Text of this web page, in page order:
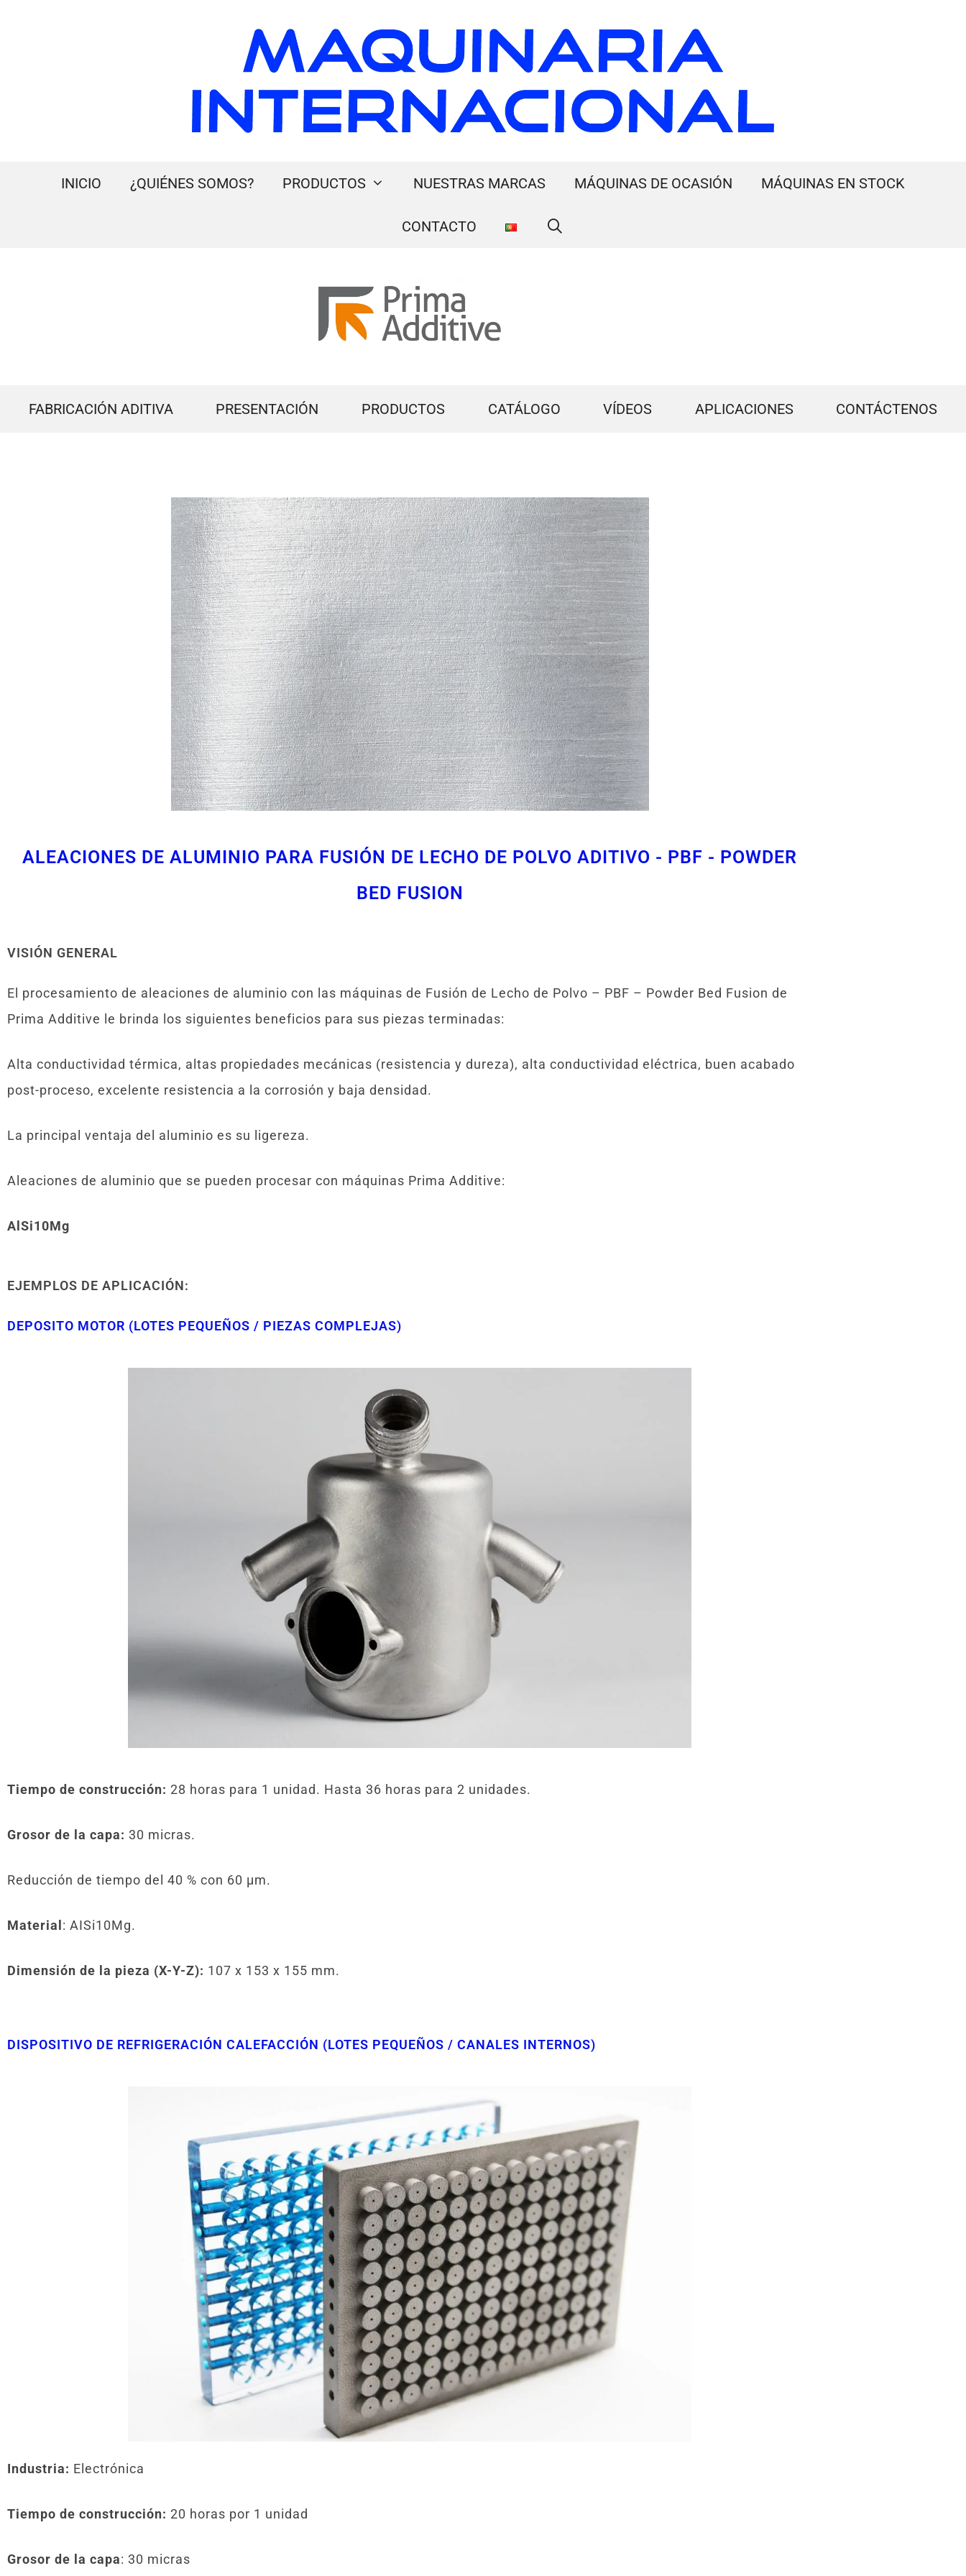
INICIO ¿QUIÉNES SOMOS? PRODUCTOS NUESTRAS MARCAS MÁQUINAS DE OCASIÓN MÁQUINAS EN STOCK
CONTACTO
FABRICACIÓN ADITIVA PRESENTACIÓN PRODUCTOS CATÁLOGO VÍDEOS APLICACIONES CONTÁCTENOS
ALEACIONES DE ALUMINIO PARA FUSIÓN DE LECHO DE POLVO ADITIVO - PBF - POWDER
BED FUSION
VISIÓN GENERAL
El procesamiento de aleaciones de aluminio con las máquinas de Fusión de Lecho de Polvo – PBF – Powder Bed Fusion de
Prima Additive le brinda los siguientes beneficios para sus piezas terminadas:
Alta conductividad térmica, altas propiedades mecánicas (resistencia y dureza), alta conductividad eléctrica, buen acabado
post-proceso, excelente resistencia a la corrosión y baja densidad.
La principal ventaja del aluminio es su ligereza.
Aleaciones de aluminio que se pueden procesar con máquinas Prima Additive:
AlSi10Mg
EJEMPLOS DE APLICACIÓN:
DEPOSITO MOTOR (LOTES PEQUEÑOS / PIEZAS COMPLEJAS)
Tiempo de construcción: 28 horas para 1 unidad. Hasta 36 horas para 2 unidades.
Grosor de la capa: 30 micras.
Reducción de tiempo del 40 % con 60 μm.
Material: AISi10Mg.
Dimensión de la pieza (X-Y-Z): 107 x 153 x 155 mm.
DISPOSITIVO DE REFRIGERACIÓN CALEFACCIÓN (LOTES PEQUEÑOS / CANALES INTERNOS)
Industria: Electrónica
Tiempo de construcción: 20 horas por 1 unidad
Grosor de la capa: 30 micras